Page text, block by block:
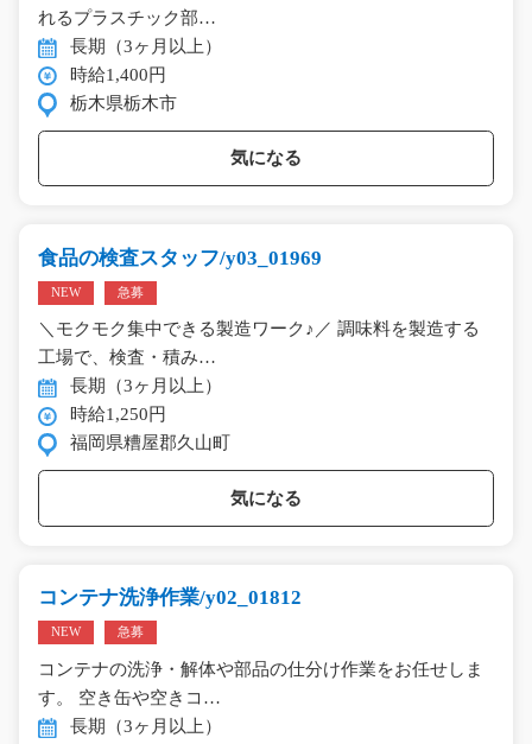
れるプラスチック部…
長期（3ヶ月以上）
時給1,400円
栃木県栃木市
気になる
食品の検査スタッフ/y03_01969
NEW 急募
＼モクモク集中できる製造ワーク♪／ 調味料を製造する
工場で、検査・積み…
長期（3ヶ月以上）
時給1,250円
福岡県糟屋郡久山町
気になる
コンテナ洗浄作業/y02_01812
NEW 急募
コンテナの洗浄・解体や部品の仕分け作業をお任せしま
す。 空き缶や空きコ…
長期（3ヶ月以上）